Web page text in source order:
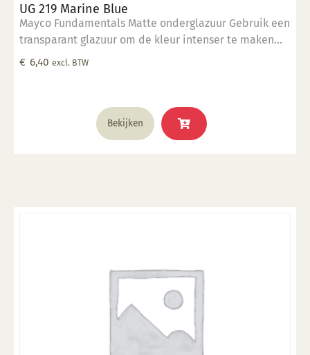
UG 219 Marine Blue
Mayco Fundamentals Matte onderglazuur Gebruik een
transparant glazuur om de kleur intenser te maken
Geschikt voor gebruiksgoed mits er een transparant
€ 6,40 excl. BTW
Bekijken